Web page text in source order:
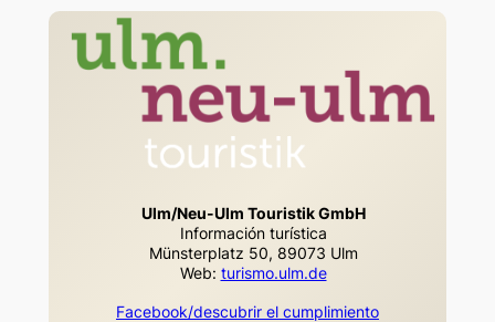
Ulm/Neu-Ulm Touristik GmbH
Información turística
Münsterplatz 50, 89073 Ulm
Web: turismo.ulm.de
Facebook/descubrir el cumplimiento